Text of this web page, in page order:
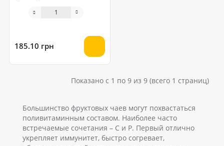
185.10 грн
Показано с 1 по 9 из 9 (всего 1 страниц)
Большинство фруктовых чаев могут похвастаться
поливитаминным составом. Наиболее часто
встречаемые сочетания – С и Р. Первый отлично
укрепляет иммунитет, быстро согревает,